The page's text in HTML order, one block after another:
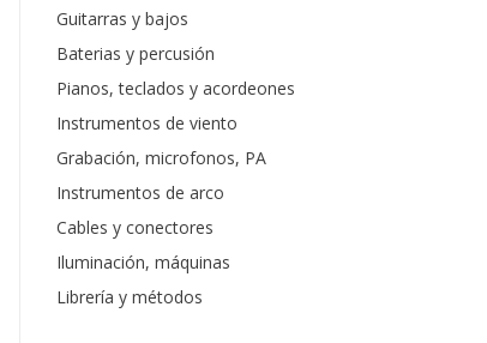
Guitarras y bajos
Baterias y percusión
Pianos, teclados y acordeones
Instrumentos de viento
Grabación, microfonos, PA
Instrumentos de arco
Cables y conectores
Iluminación, máquinas
Librería y métodos